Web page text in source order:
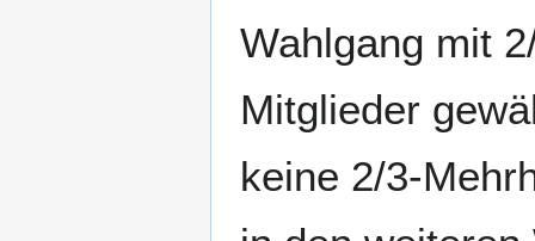
Wahlgang mit
Mitglieder
keine 2/3-